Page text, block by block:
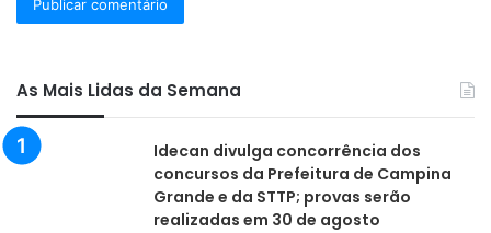
As Mais Lidas da Semana
Idecan divulga concorrência dos
concursos da Prefeitura de Campina
Grande e da STTP; provas serão
realizadas em 30 de agosto